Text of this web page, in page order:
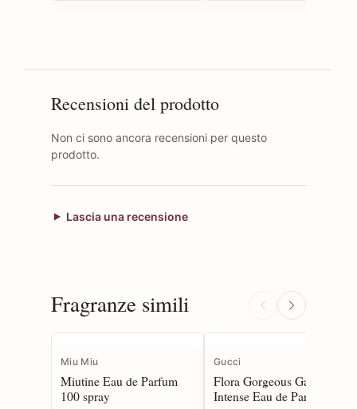
Recensioni del prodotto
Non ci sono ancora recensioni per questo
prodotto.
Lascia una recensione
Fragranze simili
Miu Miu
Miutine Eau de Parfum
100 spray
Gucci
Flora Gorgeous Gardenia
Intense Eau de Parfum